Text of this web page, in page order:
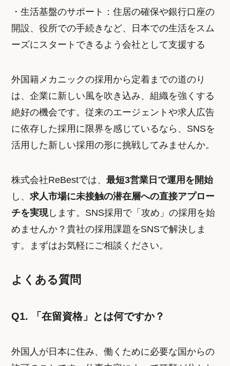
・生活基盤のサポート：住居の確保や銀行口座の
開設、役所での手続きなど、日本での生活をスム
ーズにスタートできるよう会社として支援する
外国籍メカニックの採用から定着までの道のり
は、企業に新しい風を吹き込み、組織を強くする
絶好の機会です。従来のエージェントや求人広告
に依存した採用に限界を感じているなら、SNSを
活用した新しい採用の形に挑戦してみませんか。
株式会社ReBestでは、最短3営業日で運用を開始
し、求人市場に未接触の潜在層への直接アプロー
チを実現します。SNS採用で「攻め」の採用を始
めませんか？貴社の採用課題をSNSで解決しま
す。まずはお気軽にご相談ください。
よくある質問
Q1. 「在留資格」とは何ですか？
外国人が日本に住み、働くために必要な国からの